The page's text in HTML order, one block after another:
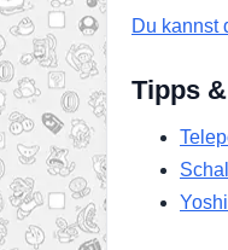
Du kannst
Tipps